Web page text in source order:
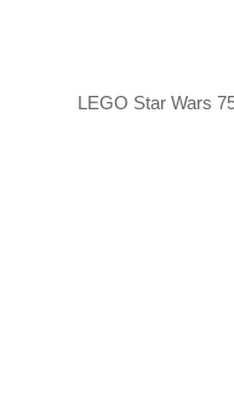
LEGO Star Wars